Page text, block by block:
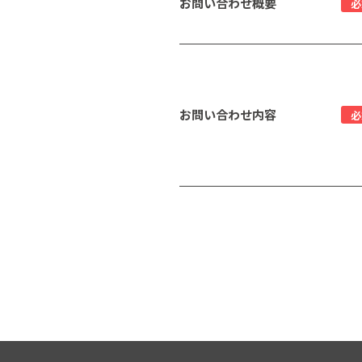
お問い合わせ内容